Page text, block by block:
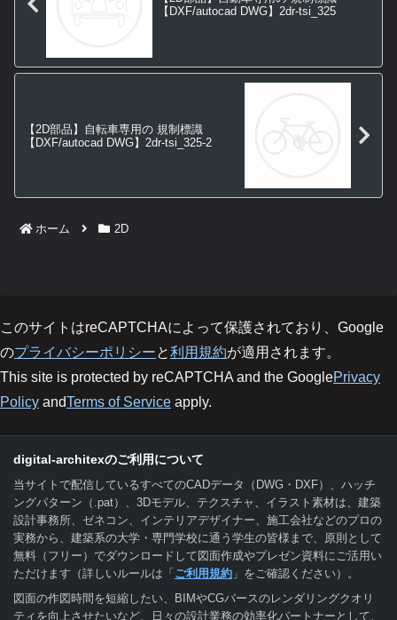
【DXF/autocad DWG】2dr-tsi_325
【2D部品】自転車専用の 規制標識
【DXF/autocad DWG】2dr-tsi_325-2
ホーム 2D
このサイトはreCAPTCHAによって保護されており、Google
のプライバシーポリシーと利用規約が適用されます。
This site is protected by reCAPTCHA and the GooglePrivacy
Policy andTerms of Service apply.
digital-architexのご利用について
当サイトで配信しているすべてのCADデータ（DWG・DXF）、ハッチ
ングパターン（.pat）、3Dモデル、テクスチャ、イラスト素材は、建築
設計事務所、ゼネコン、インテリアデザイナー、施工会社などのプロの
実務から、建築系の大学・専門学校に通う学生の皆様まで、原則として
無料（フリー）でダウンロードして図面作成やプレゼン資料にご活用い
ただけます（詳しいルールは「ご利用規約 」をご確認ください）。
図面の作図時間を短縮したい、BIMやCGパースのレンダリングクオリ
ティを向上させたいなど、日々の設計業務の効率化パートナーとして、